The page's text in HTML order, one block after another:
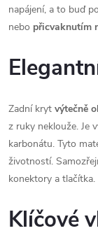
napájení, a to buď
nebo přicvaknutím
Zadní kryt výtečně
z ruky neklouže. Je
karbonátu. Tyto
životností.
konektory a tlačítka.
Klíčové